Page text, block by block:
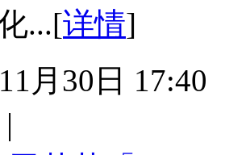
...[详情]
月30日 17:40
|